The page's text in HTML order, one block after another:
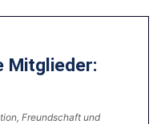
Mitglieder:
Freundschaft und